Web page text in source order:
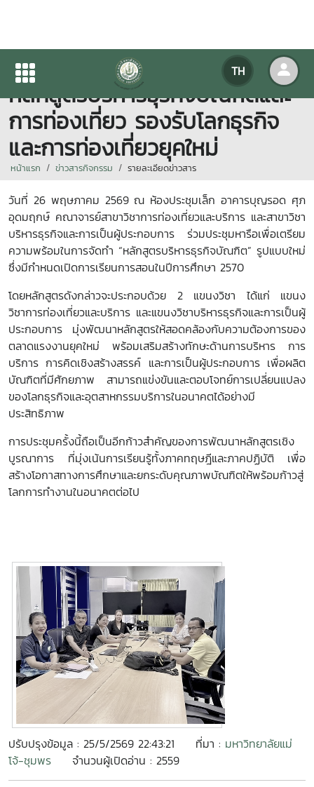
TH
“แม่โจ้-ชุมพร" เดินหน้าพัฒนา
หลักสูตรบริหารธุรกิจบัณฑิตและ
การท่องเที่ยว รองรับโลกธุรกิจ
และการท่องเที่ยวยุคใหม่
หน้าแรก ข่าวสารกิจกรรม รายละเอียดข่าวสาร
วันที่ 26 พฤษภาคม 2569ณ ห้องประชุมเล็ก อาคารบุญรอด ศุภ
อุดมฤกษ์ คณาจารย์สาขาวิชาการท่องเที่ยวและบริการ และสาขาวิชา
บริหารธุรกิจและการเป็นผู้ประกอบการ ร่วมประชุมหารือเพื่อเตรียม
ความพร้อมในการจัดทำ “หลักสูตรบริหารธุรกิจบัณฑิต” รูปแบบใหม่
ซึ่งมีกำหนดเปิดการเรียนการสอนในปีการศึกษา 2570
โดยหลักสูตรดังกล่าวจะประกอบด้วย 2 แขนงวิชา ได้แก่ แขนง
วิชาการท่องเที่ยวและบริการ และแขนงวิชาบริหารธุรกิจและการเป็นผู้
ประกอบการ มุ่งพัฒนาหลักสูตรให้สอดคล้องกับความต้องการของ
ตลาดแรงงานยุคใหม่ พร้อมเสริมสร้างทักษะด้านการบริหาร การ
บริการ การคิดเชิงสร้างสรรค์ และการเป็นผู้ประกอบการ เพื่อผลิต
บัณฑิตที่มีศักยภาพ สามารถแข่งขันและตอบโจทย์การเปลี่ยนแปลง
ของโลกธุรกิจและอุตสาหกรรมบริการในอนาคตได้อย่างมี
ประสิทธิภาพ
การประชุมครั้งนี้ถือเป็นอีกก้าวสำคัญของการพัฒนาหลักสูตรเชิง
บูรณาการ ที่มุ่งเน้นการเรียนรู้ทั้งภาคทฤษฎีและภาคปฏิบัติ เพื่อ
สร้างโอกาสทางการศึกษาและยกระดับคุณภาพบัณฑิตให้พร้อมก้าวสู่
โลกการทำงานในอนาคตต่อไป
ปรับปรุงข้อมูล : 25/5/2569 22:43:21 ที่มา : มหาวิทยาลัยแม่
โจ้-ชุมพร
จำนวนผู้เปิดอ่าน : 2559